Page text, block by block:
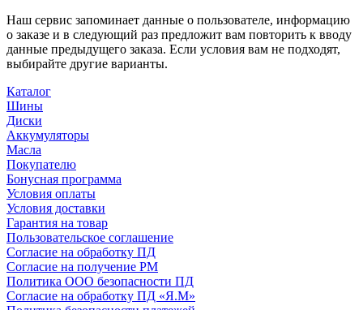
Наш сервис запоминает данные о пользователе, информацию
о заказе и в следующий раз предложит вам повторить к вводу
данные предыдущего заказа. Если условия вам не подходят,
выбирайте другие варианты.
Каталог
Шины
Диски
Аккумуляторы
Масла
Покупателю
Бонусная программа
Условия оплаты
Условия доставки
Гарантия на товар
Пользовательское соглашение
Согласие на обработку ПД
Согласие на получение РМ
Политика ООО безопасности ПД
Согласие на обработку ПД «Я.М»